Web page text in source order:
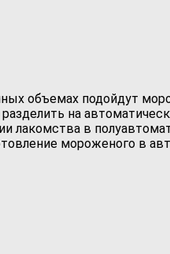
объемах подойдут
на
лакомства в
мороженого в